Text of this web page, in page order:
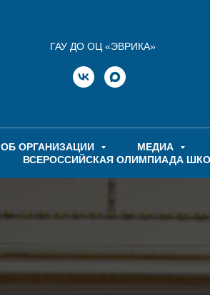
ГАУ ДО ОЦ «ЭВРИКА»
ОБ ОРГАНИЗАЦИИ МЕДИА
ВСЕРОССИЙСКАЯ ОЛИМПИАДА